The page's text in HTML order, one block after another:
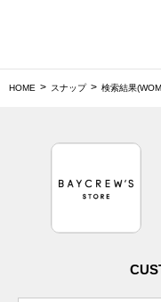
HOME スナップ 検索結果